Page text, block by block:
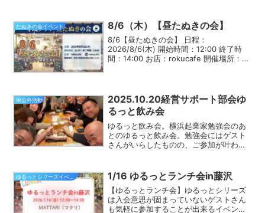
ル】平峯 あかりTikTok運用サポーター／
Webデ...
たぬきの会イベント 8/6（木）【昼たぬきの会】
8/6【昼たぬきの会】 日程：
2026/8/6(木) 開始時間：12:00 終了時
間：14:00 お店：rokucafe 開催場所：神
例会外活動
2025.10.20経営サポート部会ゆ
るっと飲み会
ゆるっと飲み会。横浜起業家勉強会のあ
とのゆるっと飲み会。勉強会にはゲスト
さんがいらしたものの、ご参加が叶わ
会長は何気に、横浜起業家勉強会部会長
就任後初参加というのはナイ...
1/16 ゆるっとランチ会in藤沢
【ゆるっとランチ会】ゆるっとシリーズ
は入会意思が固まっていないゲストさん
も気軽に参加することが出来るイベント